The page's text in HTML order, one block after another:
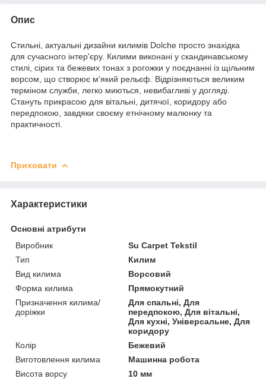
Опис
Стильні, актуальні дизайни килимів Dolche просто знахідка
для сучасного інтер'єру. Килими виконані у скандинавському
стилі, сірих та бежевих тонах з рогожки у поєднанні із щільним
ворсом, що створює м'який рельєф. Відрізняються великим
терміном служби, легко миються, невибагливі у догляді.
Стануть прикрасою для вітальні, дитячої, коридору або
передпокою, завдяки своєму етнічному малюнку та
практичності.
Приховати
Характеристики
Основні атрибути
Виробник
Su Carpet Tekstil
Тип
Килим
Вид килима
Ворсовий
Форма килима
Прямокутний
Призначення килима/
доріжки
Для спальні, Для
передпокою, Для вітальні,
Для кухні, Універсальне, Для
коридору
Колір
Бежевий
Виготовлення килима
Машинна робота
Висота ворсу
10 мм